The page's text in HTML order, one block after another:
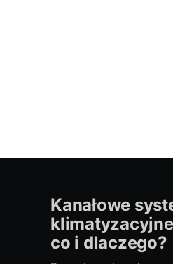
Kanałowe
co i dlaczego?